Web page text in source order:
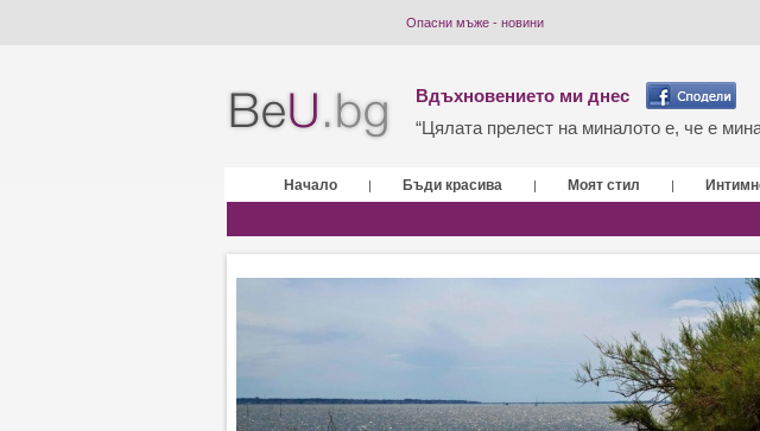
Опасни мъже - новини
Вдъхновението ми днес
“Цялата прелест на миналото е, че е
Начало | Бъди красива | Моят стил |